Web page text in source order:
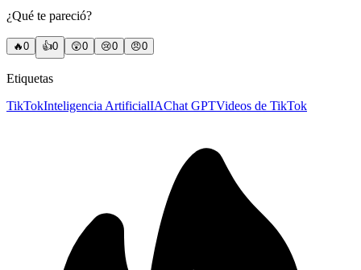
¿Qué te pareció?
🔥0 👍0 😲0 😢0 😠0
Etiquetas
TikTokInteligencia ArtificialIAChat GPTVideos de TikTok